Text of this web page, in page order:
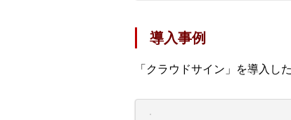
導入事例
「クラウドサイン」を導入し